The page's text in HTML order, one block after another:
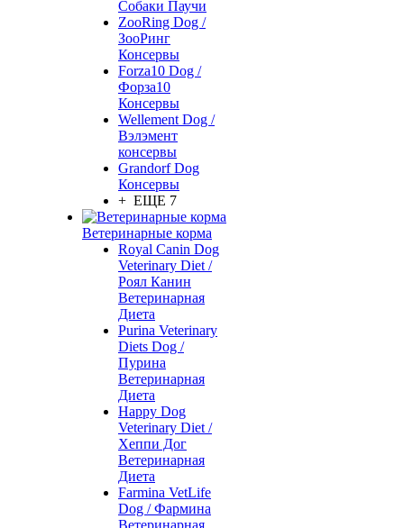
Собаки Паучи
ZooRing Dog /
ЗооРинг
Консервы
Forza10 Dog /
Форза10
Консервы
Wellement Dog /
Вэлэмент
консервы
Grandorf Dog
Консервы
+ ЕЩЕ 7
Ветеринарные корма
Royal Canin Dog
Veterinary Diet /
Роял Канин
Ветеринарная
Диета
Purina Veterinary
Diets Dog /
Пурина
Ветеринарная
Диета
Happy Dog
Veterinary Diet /
Хеппи Дог
Ветеринарная
Диета
Farmina VetLife
Dog / Фармина
Ветеринарная